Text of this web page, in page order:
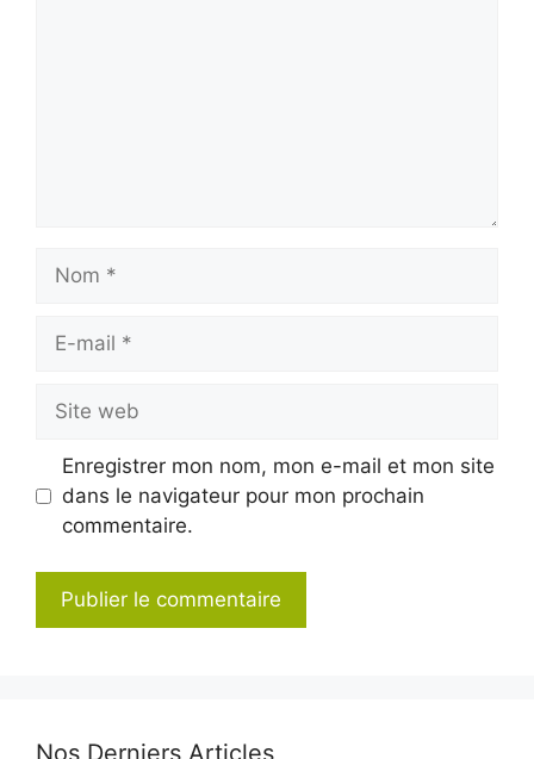
Nom
Site
web
Enregistrer mon nom, mon e-mail et mon site
dans le navigateur pour mon prochain
commentaire.
Nos Derniers Articles